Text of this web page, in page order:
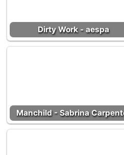
Dirty Work - aespa
Manchild - Sabrina